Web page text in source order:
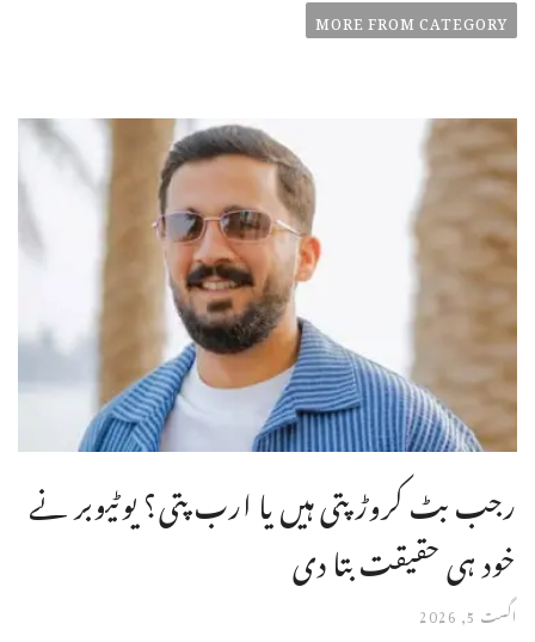
MORE FROM CATEGORY
رجب بٹ کروڑ پتی ہیں یا ارب پتی؟ یوٹیوبر نے
خود ہی حقیقت بتا دی
اگست 5, 2026